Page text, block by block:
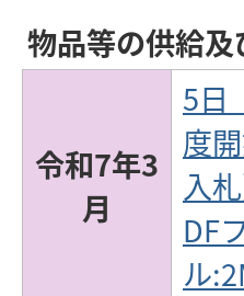
物品等の供給
令和7年3
月
5日
度
入
DF
ル